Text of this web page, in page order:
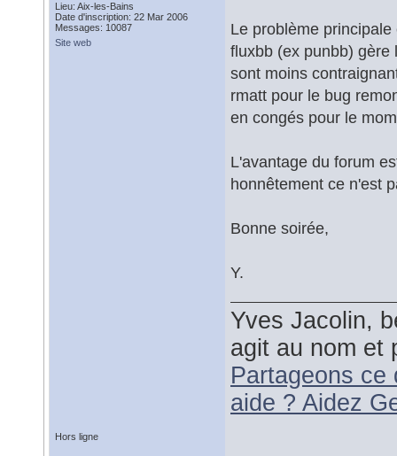
Lieu: Aix-les-Bains
Date d'inscription: 22 Mar 2006
Messages: 10087
Site web
Le problème
fluxbb (ex punbb) gère
sont moins
rmatt pour le bug
en congés pour le
L'avantage du forum
honnêtement ce n'est
Bonne soirée,
Y.
Yves Jacolin,
agit au nom et
Partageons ce
aide ? Aidez
Hors ligne